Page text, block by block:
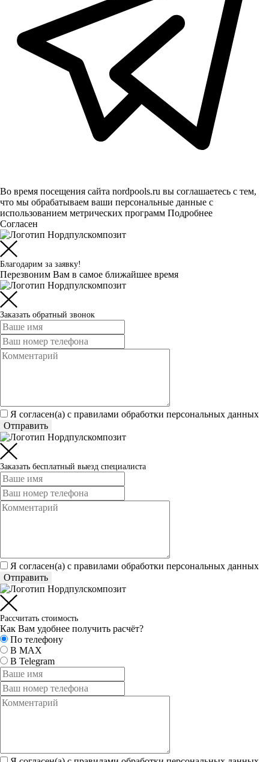
Во время посещения сайта nordpools.ru вы соглашаетесь с тем,
что мы обрабатываем ваши персональные данные с
использованием метрических программ Подробнее
Согласен
Благодарим за заявку!
Перезвоним Вам в самое ближайшее время
Заказать обратный звонок
Я согласен(а) c правилами обработки персональных данных
Отправить
Заказать бесплатный выезд специалиста
Я согласен(а) c правилами обработки персональных данных
Отправить
Рассчитать стоимость
Как Вам удобнее получить расчёт?
По телефону
В MAX
В Telegram